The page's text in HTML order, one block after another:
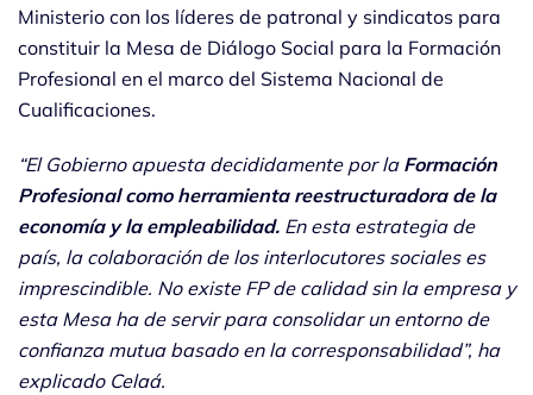
Ministerio con los líderes de patronal y sindicatos para
constituir la Mesa de Diálogo Social para la Formación
Profesional en el marco del Sistema Nacional de
Cualificaciones.
“El Gobierno apuesta decididamente por la Formación
Profesional como herramienta reestructuradora de la
economía y la empleabilidad. En esta estrategia de
país, la colaboración de los interlocutores sociales es
imprescindible. No existe FP de calidad sin la empresa y
esta Mesa ha de servir para consolidar un entorno de
confianza mutua basado en la corresponsabilidad”, ha
explicado Celaá.